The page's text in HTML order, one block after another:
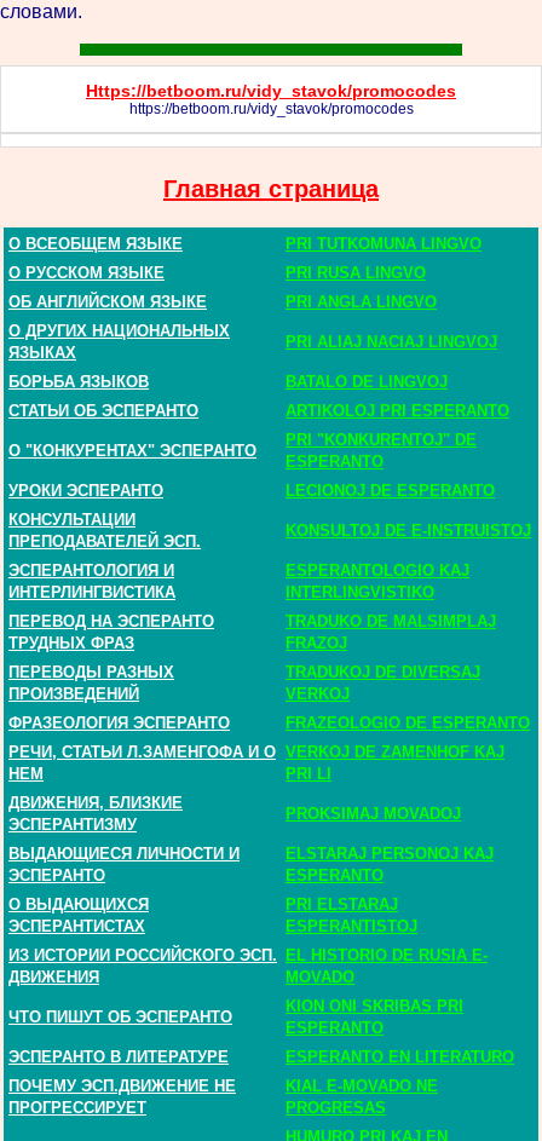
словами.
Https://betboom.ru/vidy_stavok/promocodes
https://betboom.ru/vidy_stavok/promocodes
Главная страница
О ВСЕОБЩЕМ ЯЗЫКЕ
PRI TUTKOMUNA LINGVO
О РУССКОМ ЯЗЫКЕ
PRI RUSA LINGVO
ОБ АНГЛИЙСКОМ ЯЗЫКЕ
PRI ANGLA LINGVO
О ДРУГИХ НАЦИОНАЛЬНЫХ
ЯЗЫКАХ
PRI ALIAJ NACIAJ LINGVOJ
БОРЬБА ЯЗЫКОВ
BATALO DE LINGVOJ
СТАТЬИ ОБ ЭСПЕРАНТО
ARTIKOLOJ PRI ESPERANTO
О "КОНКУРЕНТАХ" ЭСПЕРАНТО
PRI "KONKURENTOJ" DE
ESPERANTO
УРОКИ ЭСПЕРАНТО
LECIONOJ DE ESPERANTO
КОНСУЛЬТАЦИИ
ПРЕПОДАВАТЕЛЕЙ ЭСП.
KONSULTOJ DE E-INSTRUISTOJ
ЭСПЕРАНТОЛОГИЯ И
ИНТЕРЛИНГВИСТИКА
ESPERANTOLOGIO KAJ
INTERLINGVISTIKO
ПЕРЕВОД НА ЭСПЕРАНТО
ТРУДНЫХ ФРАЗ
TRADUKO DE MALSIMPLAJ
FRAZOJ
ПЕРЕВОДЫ РАЗНЫХ
ПРОИЗВЕДЕНИЙ
TRADUKOJ DE DIVERSAJ
VERKOJ
ФРАЗЕОЛОГИЯ ЭСПЕРАНТО
FRAZEOLOGIO DE ESPERANTO
РЕЧИ, СТАТЬИ Л.ЗАМЕНГОФА И О
НЕМ
VERKOJ DE ZAMENHOF KAJ
PRI LI
ДВИЖЕНИЯ, БЛИЗКИЕ
ЭСПЕРАНТИЗМУ
PROKSIMAJ MOVADOJ
ВЫДАЮЩИЕСЯ ЛИЧНОСТИ И
ЭСПЕРАНТО
ELSTARAJ PERSONOJ KAJ
ESPERANTO
О ВЫДАЮЩИХСЯ
ЭСПЕРАНТИСТАХ
PRI ELSTARAJ
ESPERANTISTOJ
ИЗ ИСТОРИИ РОССИЙСКОГО ЭСП.
ДВИЖЕНИЯ
EL HISTORIO DE RUSIA E-
MOVADO
ЧТО ПИШУТ ОБ ЭСПЕРАНТО
KION ONI SKRIBAS PRI
ESPERANTO
ЭСПЕРАНТО В ЛИТЕРАТУРЕ
ESPERANTO EN LITERATURO
ПОЧЕМУ ЭСП.ДВИЖЕНИЕ НЕ
ПРОГРЕССИРУЕТ
KIAL E-MOVADO NE
PROGRESAS
HUMURO PRI KAJ EN